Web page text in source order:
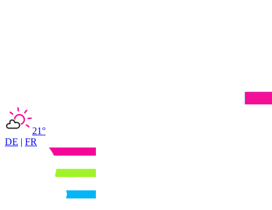
21°
DE | FR